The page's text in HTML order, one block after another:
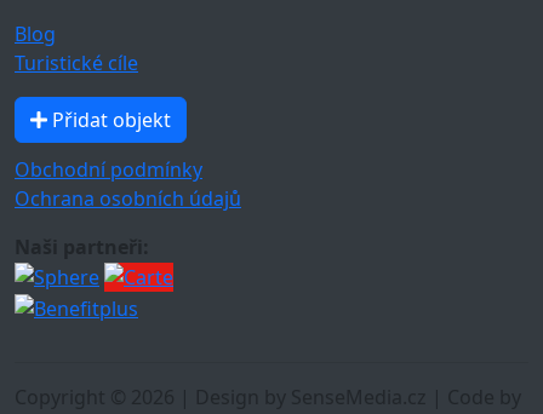
Blog
Turistické cíle
Přidat objekt
Obchodní podmínky
Ochrana osobních údajů
Naši partneři:
Copyright © 2026 | Design by SenseMedia.cz | Code by